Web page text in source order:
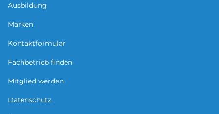
Ausbildung
Marken
Kontaktformular
Fachbetrieb finden
Mitglied werden
Datenschutz